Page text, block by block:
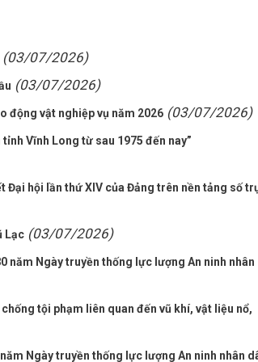
(03/07/2026)
(03/07/2026)
động vật nghiệp vụ năm 2026 (03/07/2026)
Vĩnh Long từ sau 1975 đến nay”
Đại hội lần thứ XIV của Đảng trên nền tảng số
Lạc (03/07/2026)
năm Ngày truyền thống lực lượng An ninh nhân
tội phạm liên quan đến vũ khí, vật liệu nổ,
Ngày truyền thống lực lượng An ninh nhân